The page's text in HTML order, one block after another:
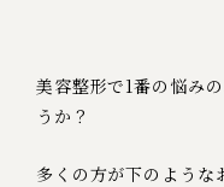
美容整形で1番の悩み
うか？
多くの方が下のような